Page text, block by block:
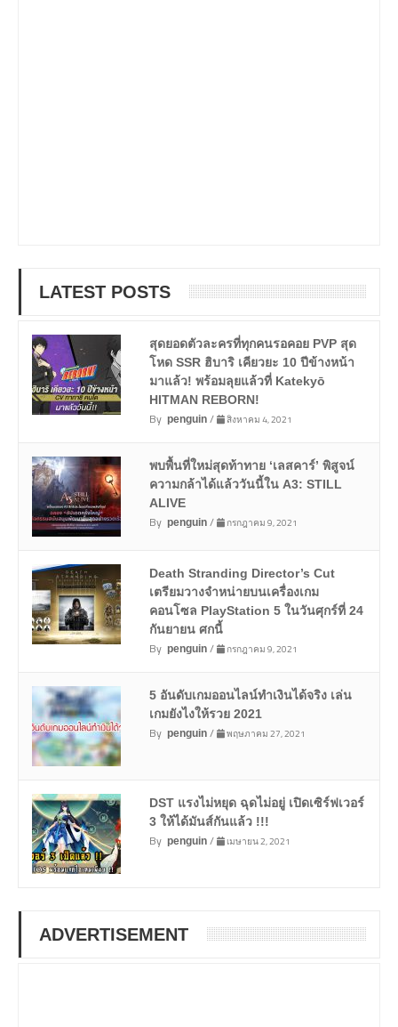
LATEST POSTS
สุดยอดตัวละครที่ทุกคนรอคอย PVP สุด
โหด SSR ฮิบาริ เคียวยะ 10 ปีข้างหน้า
มาแล้ว! พร้อมลุยแล้วที่ Katekyō
HITMAN REBORN!
By penguin/ สิงหาคม 4, 2021
พบพื้นที่ใหม่สุดท้าทาย ‘เลสคาร์’ พิสูจน์
ความกล้าได้แล้ววันนี้ใน A3: STILL
ALIVE
By penguin/ กรกฎาคม 9, 2021
Death Stranding Director’s Cut
เตรียมวางจำหน่ายบนเครื่องเกม
คอนโซล PlayStation 5 ในวันศุกร์ที่ 24
กันยายน ศกนี้
By penguin/ กรกฎาคม 9, 2021
5 อันดับเกมออนไลน์ทำเงินได้จริง เล่น
เกมยังไงให้รวย 2021
By penguin/ พฤษภาคม 27, 2021
DST แรงไม่หยุด ฉุดไม่อยู่ เปิดเซิร์ฟเวอร์
3 ให้ได้มันส์กันแล้ว !!!
By penguin/ เมษายน 2, 2021
ADVERTISEMENT